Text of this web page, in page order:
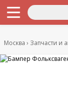
Москва Запчасти и